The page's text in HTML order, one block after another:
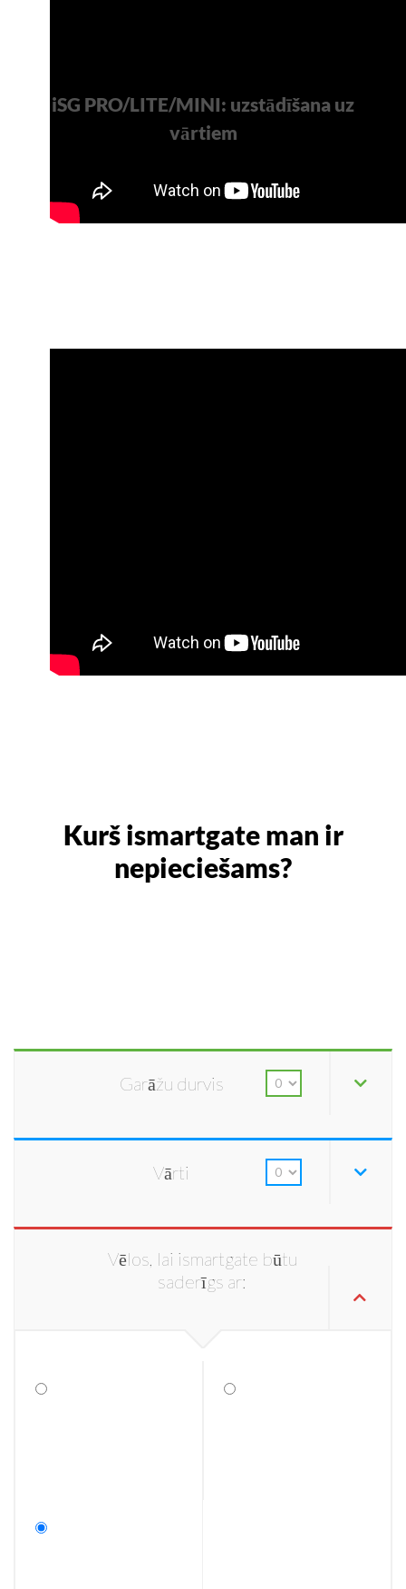
iSG PRO/LITE/MINI: uzstādīšana uz
vārtiem
Kurš ismartgate man ir
nepieciešams?
Garāžu durvis
Vārti
Vēlos, lai ismartgate būtu
saderīgs ar: